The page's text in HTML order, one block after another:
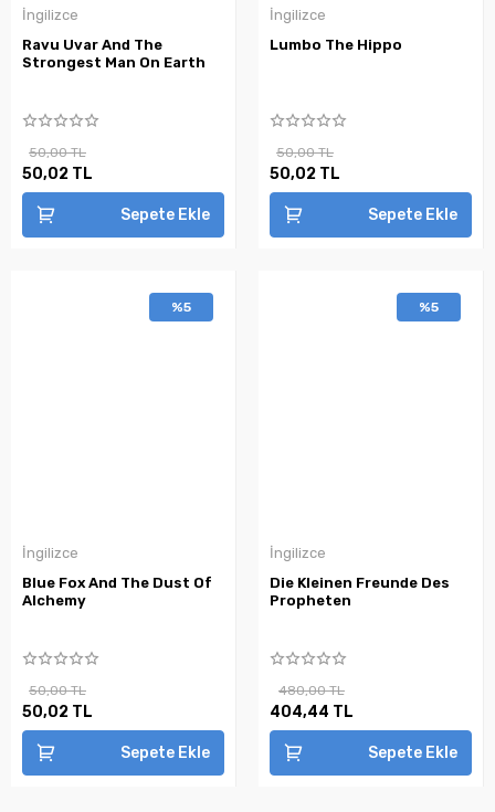
İngilizce
Ravu Uvar And The
Strongest Man On Earth
50,00 TL
50,02 TL
Sepete Ekle
İngilizce
Lumbo The Hippo
50,00 TL
50,02 TL
Sepete Ekle
%5
İngilizce
Blue Fox And The Dust Of
Alchemy
50,00 TL
50,02 TL
Sepete Ekle
%5
İngilizce
Die Kleinen Freunde Des
Propheten
480,00 TL
404,44 TL
Sepete Ekle